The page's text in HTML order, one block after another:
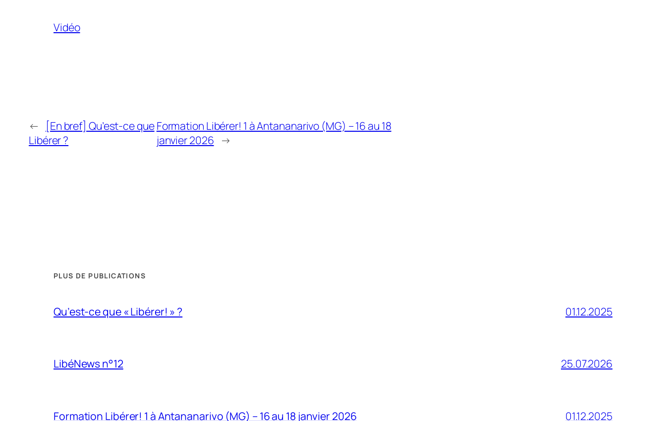
Vidéo
←
[En bref] Qu’est-ce que
Libérer ?
Formation Libérer! 1 à Antananarivo (MG) – 16 au 18
janvier 2026 →
PLUS DE PUBLICATIONS
Qu’est-ce que « Libérer! » ? 01.12.2025
LibéNews n°12 25.07.2026
Formation Libérer! 1 à Antananarivo (MG) – 16 au 18 janvier 2026 01.12.2025